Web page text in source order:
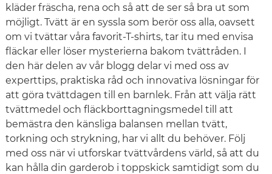
kläder fräscha, rena och så att de ser så bra ut som
möjligt. Tvätt är en syssla som berör oss alla, oavsett
om vi tvättar våra favorit-T-shirts, tar itu med envisa
fläckar eller löser mysterierna bakom tvättråden. I
den här delen av vår blogg delar vi med oss ​​av
experttips, praktiska råd och innovativa lösningar för
att göra tvättdagen till en barnlek. Från att välja rätt
tvättmedel och fläckborttagningsmedel till att
bemästra den känsliga balansen mellan tvätt,
torkning och strykning, har vi allt du behöver. Följ
med oss ​​när vi utforskar tvättvårdens värld, så att du
kan hålla din garderob i toppskick samtidigt som du